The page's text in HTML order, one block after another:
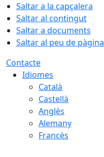
Saltar a la capçalera
Saltar al contingut
Saltar a documents
Saltar al peu de pàgina
Contacte
Idiomes
Català
Castellà
Anglès
Alemany
Francès